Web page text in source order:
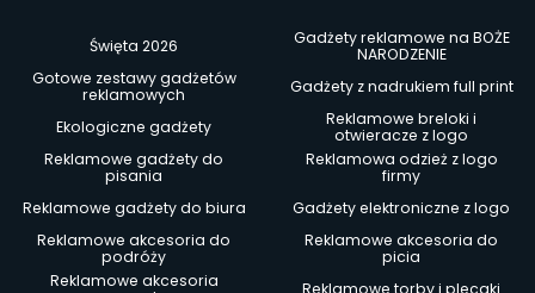
Święta 2026
Gadżety reklamowe na BOŻE
NARODZENIE
Gotowe zestawy gadżetów
reklamowych
Gadżety z nadrukiem full print
Ekologiczne gadżety
Reklamowe breloki i
otwieracze z logo
Reklamowe gadżety do
pisania
Reklamowa odzież z logo
firmy
Reklamowe gadżety do biura
Gadżety elektroniczne z logo
Reklamowe akcesoria do
podróży
Reklamowe akcesoria do
picia
Reklamowe akcesoria
Reklamowe torby i plecaki